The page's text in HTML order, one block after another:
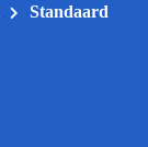
Standaard